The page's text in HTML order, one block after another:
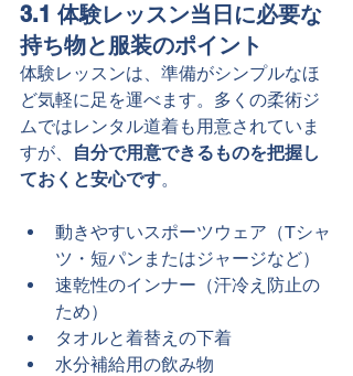
3.1 体験レッスン当日に必要な
持ち物と服装のポイント
体験レッスンは、準備がシンプルなほ
ど気軽に足を運べます。多くの柔術ジ
ムではレンタル道着も用意されていま
すが、
自分で用意できるものを把握し
ておくと安心です。
動きやすいスポーツウェア（Tシャ
ツ・短パンまたはジャージなど）
速乾性のインナー（汗冷え防止の
ため）
タオルと着替えの下着
水分補給用の飲み物